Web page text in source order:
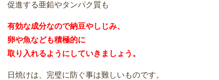
促進する亜鉛やタンパク質も
有効な成分なので納豆やしじみ、
卵や魚なども積極的に
取り入れるようにしていきましょう。
日焼けは、完璧に防ぐ事は難しいものです。